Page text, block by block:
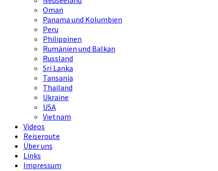
Oman
Panama und Kolumbien
Peru
Philippinen
Rumänien und Balkan
Russland
Sri Lanka
Tansania
Thailand
Ukraine
USA
Vietnam
Videos
Reiseroute
Über uns
Links
Impressum